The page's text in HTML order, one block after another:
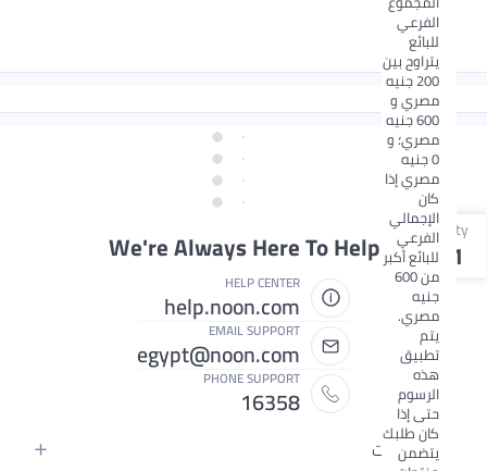
الفرعي
للبائع
يتراوح بين
200 جنيه
مصري و
600 جنيه
مصري؛ و
0 جنيه
مصري إذا
كان
الإجمالي
الفرعي
للبائع أكبر
من 600
جنيه
مصري.
يتم
تطبيق
هذه
الرسوم
حتى إذا
كان طلبك
يتضمن
Qty
1
We're Always Here To Help
HELP CENTER
help.noon.com
EMAIL SUPPORT
egypt@noon.com
PHONE SUPPORT
16358
الإلكترونيات